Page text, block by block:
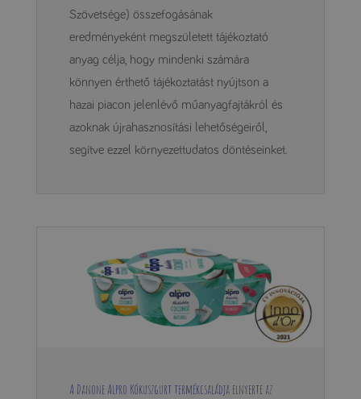
Szövetsége) összefogásának
eredményeként megszületett tájékoztató
anyag célja, hogy mindenki számára
könnyen érthető tájékoztatást nyújtson a
hazai piacon jelenlévő műanyagfajtákról és
azoknak újrahasznosítási lehetőségeiről,
segítve ezzel környezettudatos döntéseinket.
A Danone Alpro Kókuszgurt termékcsaládja elnyerte az